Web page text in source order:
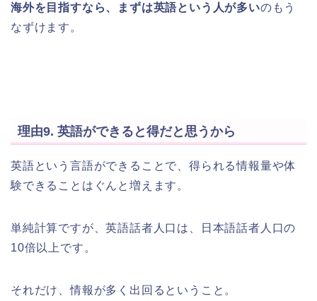
海外を目指すなら、まずは英語という人が多いのもう
なずけます。
理由9. 英語ができると得だと思うから
英語という言語ができることで、得られる情報量や体
験できることはぐんと増えます。
単純計算ですが、英語話者人口は、日本語話者人口の
10倍以上です。
それだけ、情報が多く出回るということ。